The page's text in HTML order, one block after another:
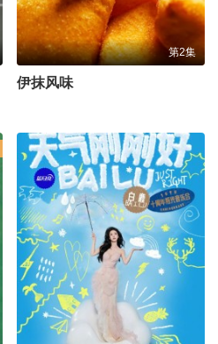
第2集
伊抹风味